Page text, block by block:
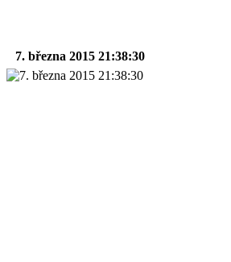
7. března 2015 21:38:30